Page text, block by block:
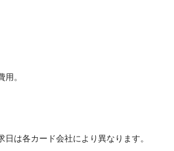
。
は各カード会社により異なります。